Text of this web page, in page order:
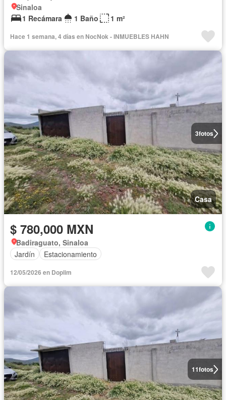
Sinaloa
1 Recámara
1 Baño 1 m²
Hace 1 semana, 4 días en NocNok - INMUEBLES HAHN
3fotos
Casa
$ 780,000 MXN
Badiraguato, Sinaloa
Jardín
Estacionamiento
12/05/2026 en Doplim
11fotos